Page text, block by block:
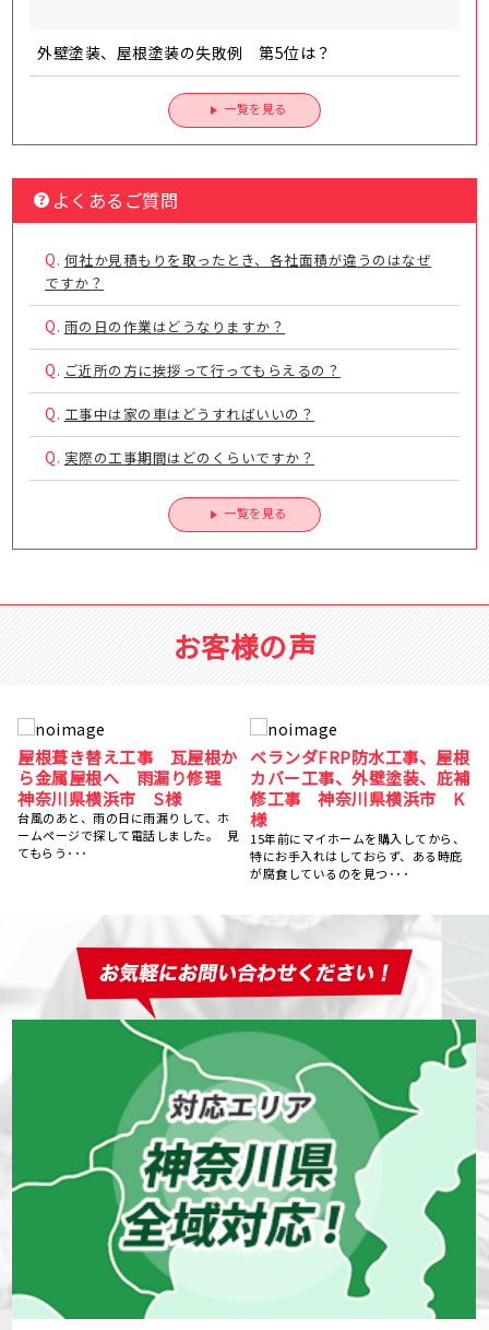
外壁塗装、屋根塗装の失敗例 第5位は？
一覧を見る
よくあるご質問
Q. 何社か見積もりを取ったとき、各社面積が違うのはなぜ
ですか？
Q. 雨の日の作業はどうなりますか？
Q. ご近所の方に挨拶って行ってもらえるの？
Q. 工事中は家の車はどうすればいいの？
Q. 実際の工事期間はどのくらいですか？
一覧を見る
お客様の声
屋根塗装、棟鈑金交換、外壁
塗装 神奈川県横浜市 N様
5社くらい提案を聞きましたが、ひかり
塗装さんが一番丁寧にご対応ください
ました。 職人さんも、･･･
屋根葺き替え工事 瓦屋根か
ら金属屋根へ 雨漏り修理
神奈川県横浜市 S様
台風のあと、雨の日に雨漏りして、ホ
ームページで探して電話しました。 見
てもらう･･･